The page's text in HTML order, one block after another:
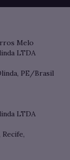
Melo
LTDA
PE/Brasil
LTDA
Recife,